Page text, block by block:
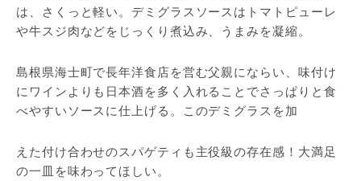
は、さくっと軽い。デミグラスソースはトマトピューレ
や牛スジ肉などをじっくり煮込み、うまみを凝縮。
島根県海士町で長年洋食店を営む父親にならい、味付け
にワインよりも日本酒を多く入れることでさっぱりと食
べやすいソースに仕上げる。このデミグラスを加
えた付け合わせのスパゲティも主役級の存在感！大満足
の一皿を味わってほしい。